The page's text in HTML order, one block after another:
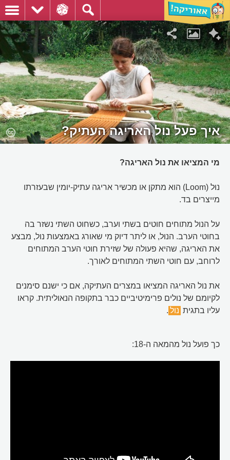
איך פעל נול האריגה העתיק?
מי המציאו את נול האריגה?
נוּל (Loom) הוא מתקן או מכשיר אריגה עתיק-יומין שבעזרתו
מייצרים בד.
על הנול מתוחים חוטים בשתי וערב, כשחוט השתי נשזר בה
בחוטי הערב. הנוּל, או ליתר דיוק מי שאורג באמצעות נול, מבצע
את האריגה, שהיא פעולה של שזירת חוטי הערב המתוחים
לרוחב, עם חוטי השתי המתוחים לאורך.
את נול האריגה המציאו במצרים העתיקה, אם כי ישנם סימנים
לקיומם של נולים פרימיטיביים כבר בתקופה הנאוליתית. קראו
עליו בתגית נול .
כך פועל נול מהמאה ה-18: